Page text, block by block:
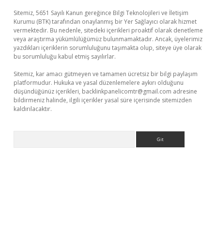
Sitemiz, 5651 Sayılı Kanun gereğince Bilgi Teknolojileri ve İletişim
Kurumu (BTK) tarafından onaylanmış bir Yer Sağlayıcı olarak hizmet
vermektedir. Bu nedenle, sitedeki içerikleri proaktif olarak denetleme
veya araştırma yükümlülüğümüz bulunmamaktadır. Ancak, üyelerimiz
yazdıkları içeriklerin sorumluluğunu taşımakta olup, siteye üye olarak
bu sorumluluğu kabul etmiş sayılırlar.
Sitemiz, kar amacı gütmeyen ve tamamen ücretsiz bir bilgi paylaşım
platformudur. Hukuka ve yasal düzenlemelere aykırı olduğunu
düşündüğünüz içerikleri, backlinkpanelicomtr@gmail.com adresine
bildirmeniz halinde, ilgili içerikler yasal süre içerisinde sitemizden
kaldırılacaktır.